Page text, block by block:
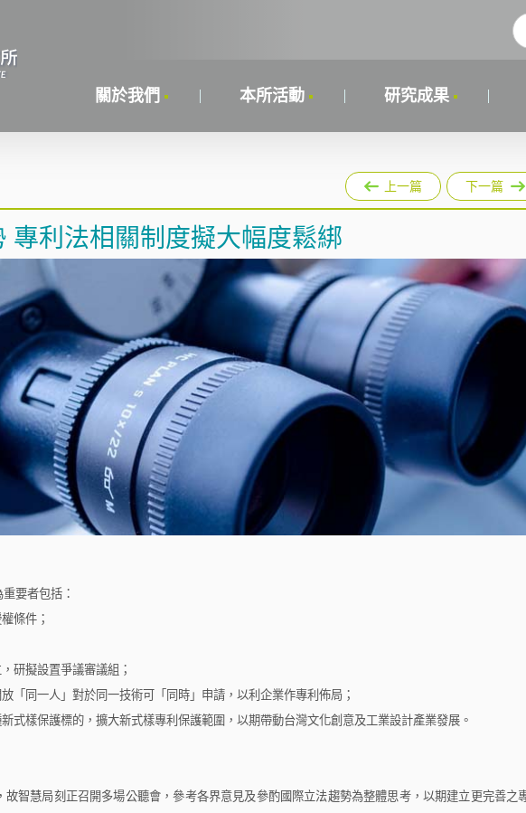
關於我們 本所活動 研究成果
上一篇 下一篇
專利法相關制度擬大幅度鬆綁
要者包括：
條件；
研擬設置爭議審議組；
「同一人」對於同一技術可「同時」申請，以利企業作專利佈局；
式樣保護標的，擴大新式樣專利保護範圍，以期帶動台灣文化創意及工業設計產業發展。
慧局刻正召開多場公聽會，參考各界意見及參酌國際立法趨勢為整體思考，以期建立更完善之